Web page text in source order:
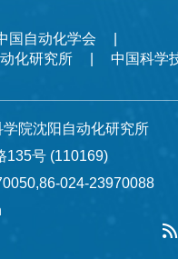
国自动化学会
化研究所
中国科学
院沈阳自动化研究所
135号 (110169)
024-23970088